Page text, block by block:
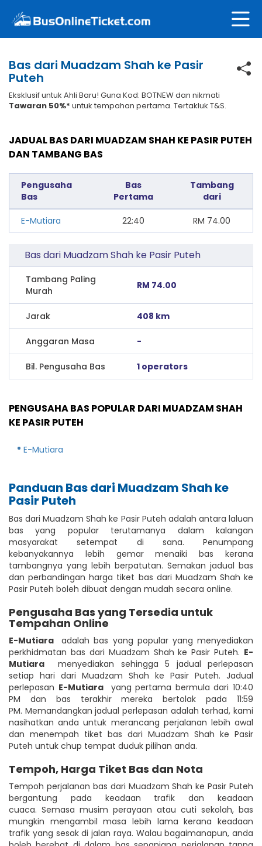
Bas dari Muadzam Shah ke Pasir
Puteh
Eksklusif untuk Ahli Baru! Guna Kod: BOTNEW dan nikmati
Tawaran 50%* untuk tempahan pertama. Tertakluk T&S.
JADUAL BAS DARI MUADZAM SHAH KE PASIR PUTEH
DAN TAMBANG BAS
Pengusaha
Bas
Bas
Pertama
Tambang
dari
E-Mutiara 22:40 RM 74.00
Bas dari Muadzam Shah ke Pasir Puteh
Tambang Paling
Murah
RM 74.00
Jarak 408 km
Anggaran Masa -
Bil. Pengusaha Bas 1 operators
PENGUSAHA BAS POPULAR DARI MUADZAM SHAH
KE PASIR PUTEH
E-Mutiara
Panduan Bas dari Muadzam Shah ke
Pasir Puteh
Bas dari Muadzam Shah ke Pasir Puteh adalah antara laluan
bas yang popular terutamanya dalam kalangan
masyarakat setempat di sana. Penumpang
kebanyakannya lebih gemar menaiki bas kerana
tambangnya yang lebih berpatutan. Semakan jadual bas
dan perbandingan harga tiket bas dari Muadzam Shah ke
Pasir Puteh boleh dibuat dengan mudah secara online.
Pengusaha Bas yang Tersedia untuk
Tempahan Online
E-Mutiara
adalah bas yang popular yang menyediakan
perkhidmatan bas dari Muadzam Shah ke Pasir Puteh. E-
Mutiara menyediakan sehingga 5 jadual perlepasan
setiap hari dari Muadzam Shah ke Pasir Puteh. Jadual
perlepasan E-Mutiarayang pertama bermula dari 10:40
PM dan bas terakhir mereka bertolak pada 11:59
PM. Memandangkan jadual perlepasan adalah terhad, kami
nasihatkan anda untuk merancang perjalanan lebih awal
dan menempah tiket bas dari Muadzam Shah ke Pasir
Puteh untuk chup tempat duduk pilihan anda.
Tempoh, Harga Tiket Bas dan Nota
Tempoh perjalanan bas dari Muadzam Shah ke Pasir Puteh
bergantung pada keadaan trafik dan keadaan
cuaca. Semasa musim perayaan atau cuti sekolah, bas
mungkin mengambil masa lebih lama kerana keadaan
trafik yang sesak di jalan raya. Walau bagaimanapun, anda